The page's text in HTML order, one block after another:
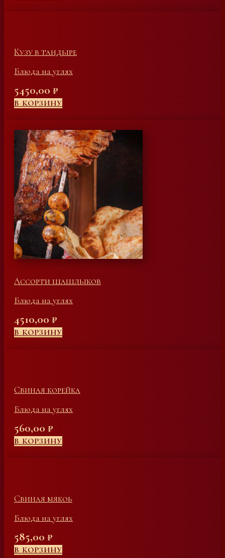
Кузу в тандыре
Блюда на углях
5450,00 ₽
В КОРЗИНУ
Ассорти шашлыков
Блюда на углях
4510,00 ₽
В КОРЗИНУ
Свиная корейка
Блюда на углях
560,00 ₽
В КОРЗИНУ
Свиная мякоь
Блюда на углях
585,00 ₽
В КОРЗИНУ